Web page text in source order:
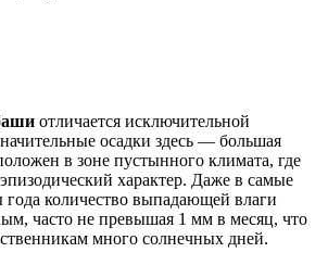
отличается исключительной
осадки здесь — большая
в зоне пустынного климата, где
характер. Даже в самые
количество выпадающей влаги
часто не превышая 1 мм в месяц, что
много солнечных дней.